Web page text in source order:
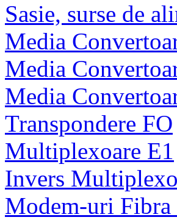
Sasie, surse de
Media
Media
Media
Transpondere FO
Multiplexoare E1
Invers
Modem-uri Fibra